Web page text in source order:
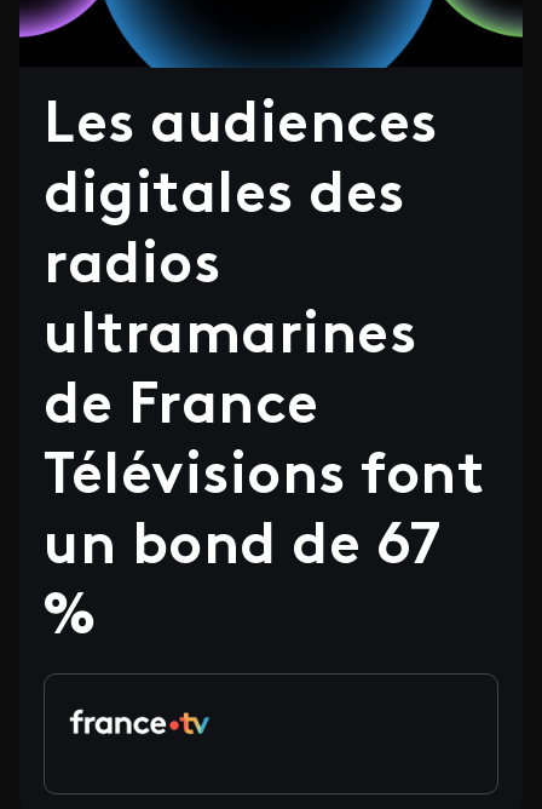
Les audiences
digitales des
radios
ultramarines
de France
Télévisions font
un bond de 67
%